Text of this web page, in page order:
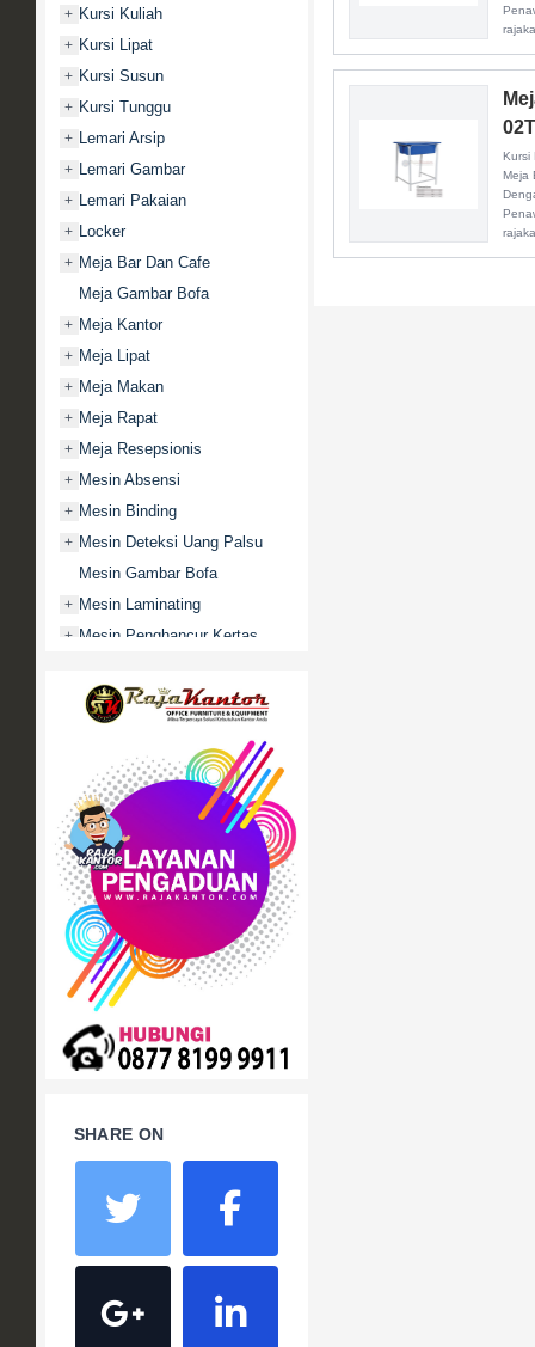
+ Kursi Kuliah
+ Kursi Lipat
+ Kursi Susun
+ Kursi Tunggu
+ Lemari Arsip
+ Lemari Gambar
+ Lemari Pakaian
+ Locker
+ Meja Bar Dan Cafe
Meja Gambar Bofa
+ Meja Kantor
+ Meja Lipat
+ Meja Makan
+ Meja Rapat
+ Meja Resepsionis
+ Mesin Absensi
+ Mesin Binding
+ Mesin Deteksi Uang Palsu
Mesin Gambar Bofa
+ Mesin Laminating
+ Mesin Penghancur Kertas
Mobile File / Roll O Pack
Movitex
Paper Cutter
Partisi Kantor
Promo
+ Rak Serbaguna
+ Ranjang Besi
+ Sofa Kantor
+ Springbed
White Board / Papan Tulis
SHARE ON
Kursi
Meja